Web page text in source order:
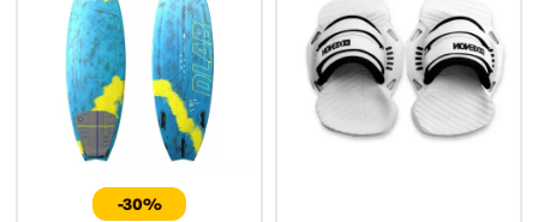
-30%